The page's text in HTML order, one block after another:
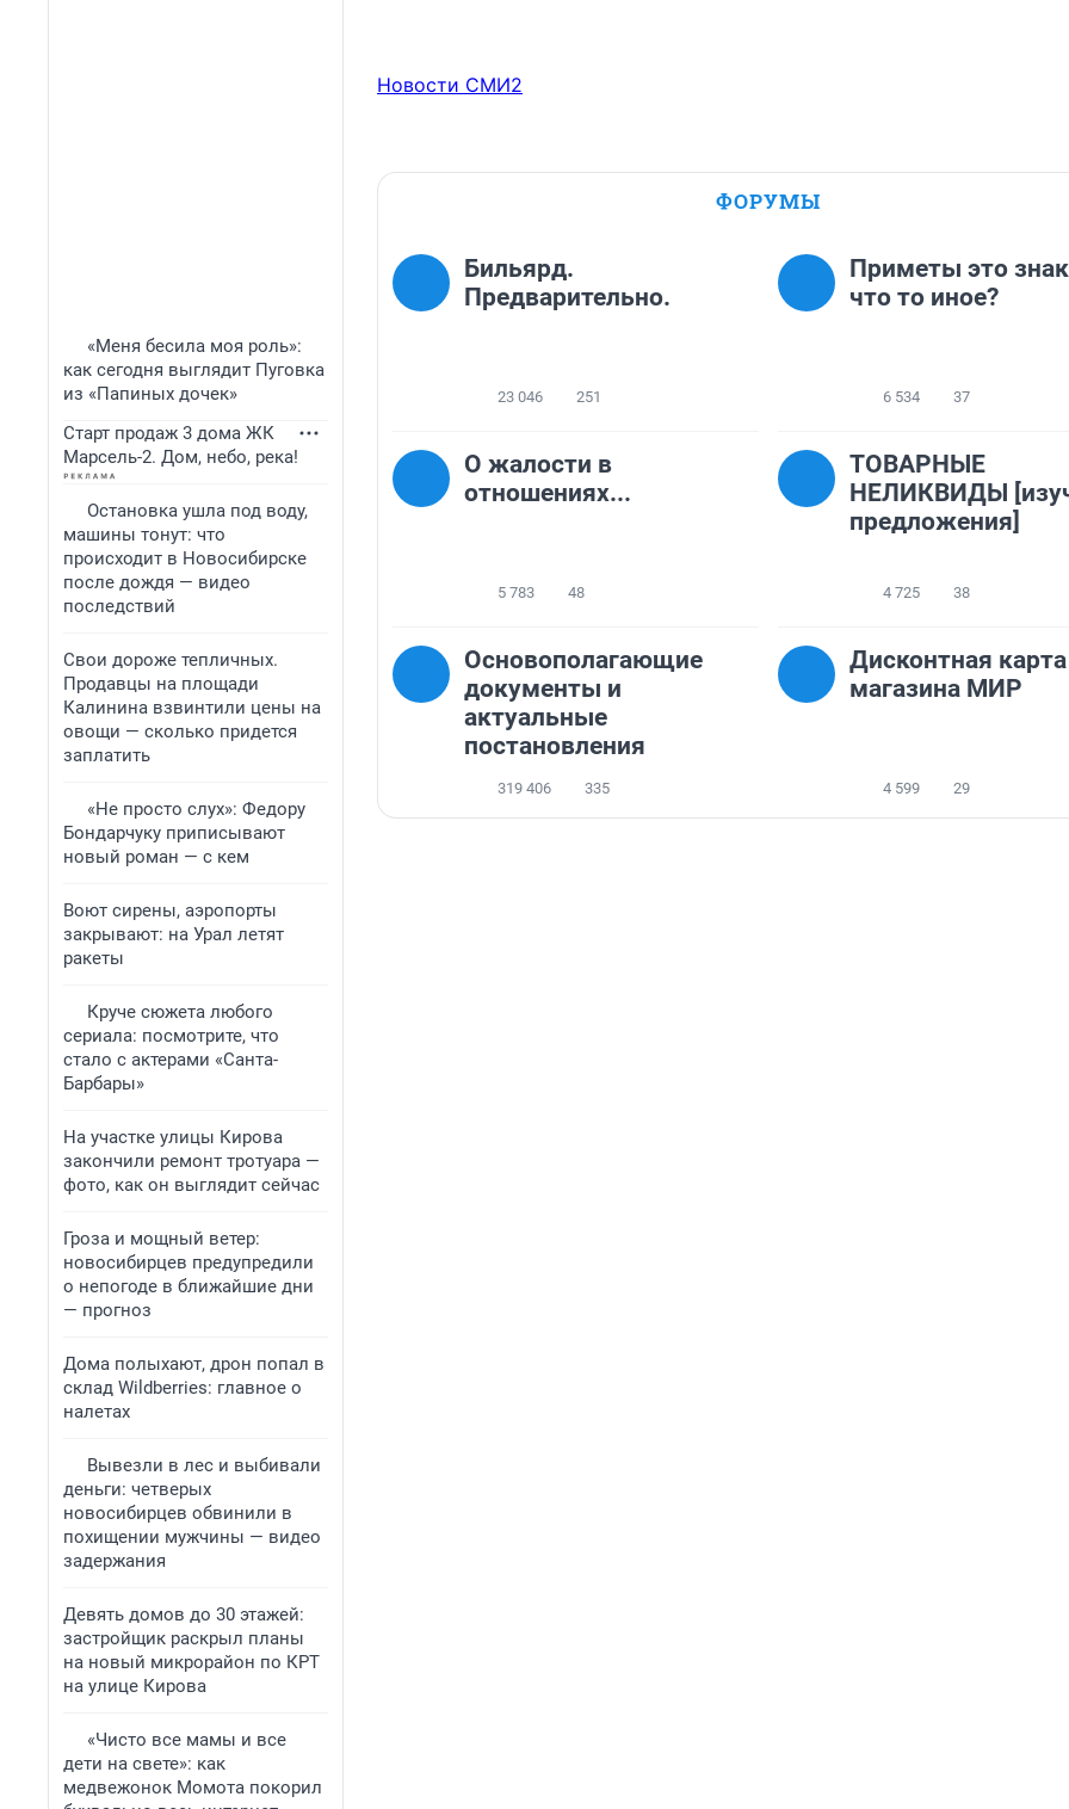
«Меня бесила моя роль»:
как сегодня выглядит Пуговка
из «Папиных дочек»
Старт продаж 3 дома ЖК
Марсель-2. Дом, небо, река!
Остановка ушла под воду,
машины тонут: что
происходит в Новосибирске
после дождя — видео
последствий
Свои дороже тепличных.
Продавцы на площади
Калинина взвинтили цены на
овощи — сколько придется
заплатить
«Не просто слух»: Федору
Бондарчуку приписывают
новый роман — с кем
Воют сирены, аэропорты
закрывают: на Урал летят
ракеты
Круче сюжета любого
сериала: посмотрите, что
стало с актерами «Санта-
Барбары»
На участке улицы Кирова
закончили ремонт тротуара —
фото, как он выглядит сейчас
Гроза и мощный ветер:
новосибирцев предупредили
о непогоде в ближайшие дни
— прогноз
Дома полыхают, дрон попал в
склад Wildberries: главное о
налетах
Вывезли в лес и выбивали
деньги: четверых
новосибирцев обвинили в
похищении мужчины — видео
задержания
Девять домов до 30 этажей:
застройщик раскрыл планы
на новый микрорайон по КРТ
на улице Кирова
«Чисто все мамы и все
дети на свете»: как
медвежонок Момота покорил
Новости СМИ2
ФОРУМЫ
Бильярд.
Предварительно.
23 046 251
Приметы это
что то иное?
6 534 37
О жалости в
отношениях...
5 783 48
ТОВАРНЫЕ
НЕЛИКВИДЫ
предложения]
4 725 38
Основополагающие
документы и
актуальные
постановления
319 406 335
Дисконтная карта
магазина МИР
4 599 29